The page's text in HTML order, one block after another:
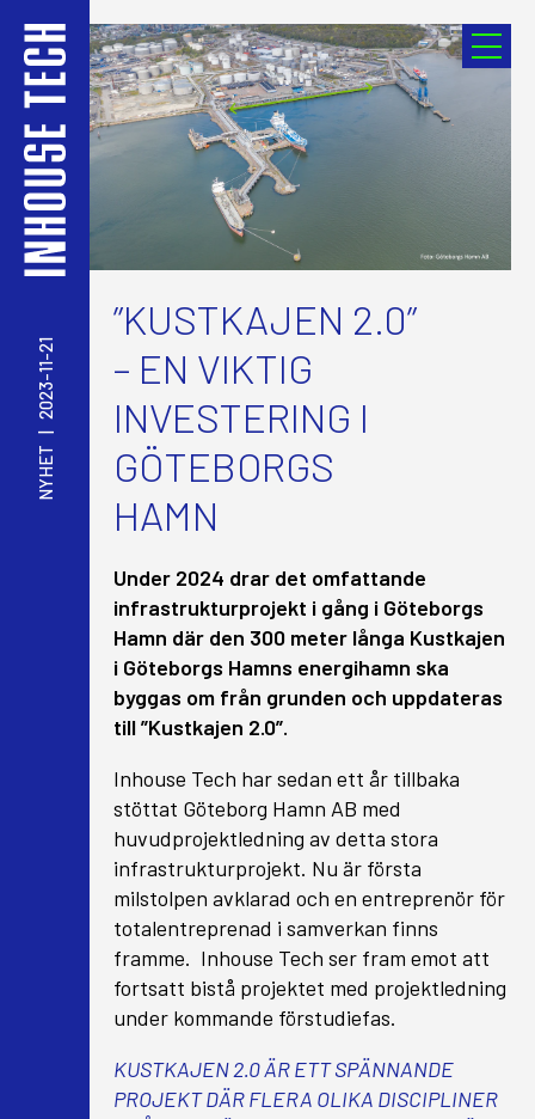
NYHET
2023-11-21
”KUSTKAJEN 2.0”
– EN VIKTIG
INVESTERING I
GÖTEBORGS
HAMN
Under 2024 drar det omfattande
infrastrukturprojekt i gång i Göteborgs
Hamn där den 300 meter långa Kustkajen
i Göteborgs Hamns energihamn ska
byggas om från grunden och uppdateras
till ”Kustkajen 2.0”.
Inhouse Tech har sedan ett år tillbaka
stöttat Göteborg Hamn AB med
huvudprojektledning av detta stora
infrastrukturprojekt. Nu är första
milstolpen avklarad och en entreprenör för
totalentreprenad i samverkan finns
framme. Inhouse Tech ser fram emot att
fortsatt bistå projektet med projektledning
under kommande förstudiefas.
KUSTKAJEN 2.0 ÄR ETT SPÄNNANDE
PROJEKT DÄR FLERA OLIKA DISCIPLINER